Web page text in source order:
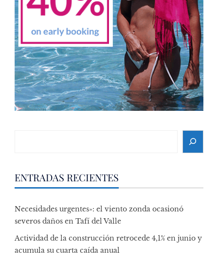
ENTRADAS RECIENTES
Necesidades urgentes»: el viento zonda ocasionó
severos daños en Tafí del Valle
Actividad de la construcción retrocede 4,1% en junio y
acumula su cuarta caída anual